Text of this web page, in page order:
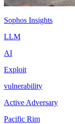
Sophos Insights
LLM
AI
Exploit
vulnerability
Active Adversary
Pacific Rim